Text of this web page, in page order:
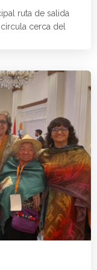
ruta de salida
cerca del